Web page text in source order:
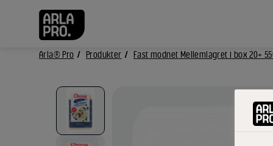
Arla® Pro Produkter Fast modnet Mellemlagret i box 20+